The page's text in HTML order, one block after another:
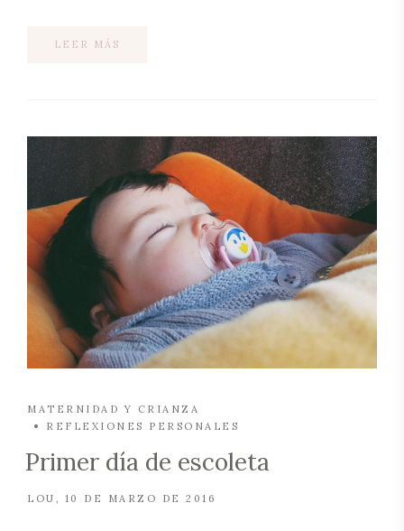
LEER MÁS
MATERNIDAD Y CRIANZA
REFLEXIONES PERSONALES
Primer día de escoleta
LOU 10 DE MARZO DE 2016